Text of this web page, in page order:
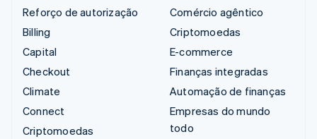
Reforço de autorização
Billing
Capital
Checkout
Climate
Connect
Criptomoedas
Comércio agêntico
Criptomoedas
E-commerce
Finanças integradas
Automação de finanças
Empresas do mundo
todo